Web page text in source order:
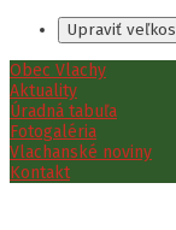
Upraviť
Preskočiť
na
obsah
Preskočiť
na
ľavý
panel
Preskočiť
na
pätičku
Obec Vlachy
Aktuality
Úradná tabuľa
Fotogaléria
Vlachanské noviny
Kontakt